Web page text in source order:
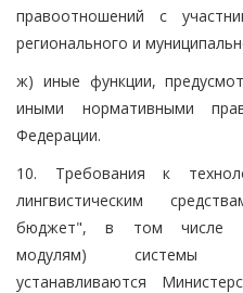
правоотношений с
регионального и
ж) иные функции,
иными нормативными
Федерации.
10. Требования к
лингвистическим
бюджет", в том числе
модулям) системы
устанавливаются